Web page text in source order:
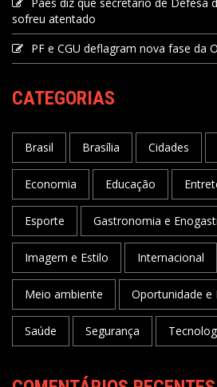
sofreu atentado
PF e CGU deflagram nova fase da
CATEGORIAS
Brasil Brasília Cidades
Economia Educação
Esporte Gastronomia e
Imagem e Estilo Internacional
Meio ambiente Oportunidade e
Saúde Segurança